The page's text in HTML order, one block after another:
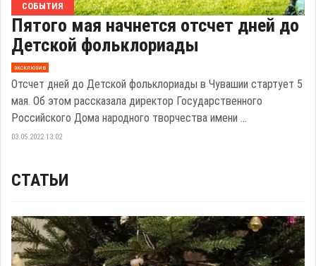
СОБЫТИЯ
Пятого мая начнется отсчет дней до
Детской фольклориады
эксклюзив
Отсчет дней до Детской фольклориады в Чувашии стартует 5
мая. Об этом рассказала директор Государственного
Российского Дома народного творчества имени ...
03.05.2022 13:02
СТАТЬИ